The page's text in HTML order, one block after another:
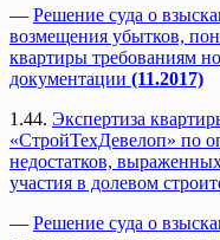
— Решение суда о
возмещения убытков,
квартиры требованиям
документации (11.2017)
1.44. Экспертиза
«СтройТехДевелоп» по
недостатков,
участия в долевом
— Решение суда о